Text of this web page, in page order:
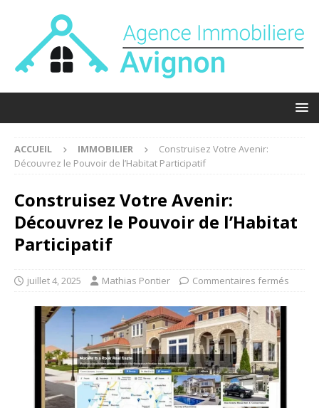
ACCUEIL IMMOBILIER
Construisez Votre Avenir:
Découvrez le Pouvoir de l’Habitat Participatif
Construisez Votre Avenir:
Découvrez le Pouvoir de l’Habitat
Participatif
juillet 4, 2025 Mathias Pontier Commentaires fermés